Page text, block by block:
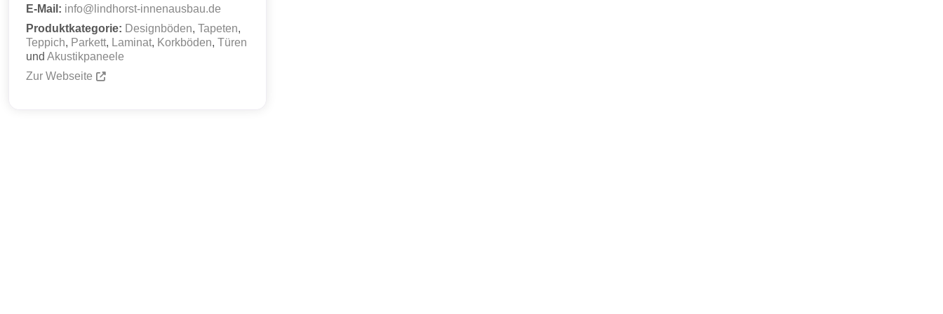
E-Mail: info@ lindhorst-innenausbau.de
Produktkategorie: Designböden, Tapeten,
Teppich, Parkett, Laminat, Korkböden, Türen
und Akustikpaneele
Zur Webseite